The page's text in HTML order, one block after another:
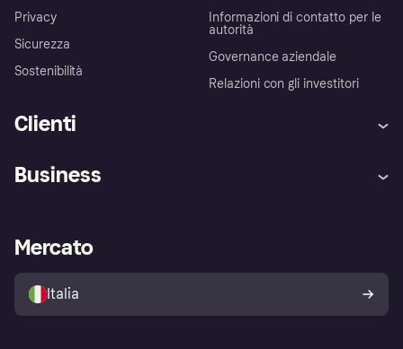
Privacy
Sicurezza
Sostenibilità
Informazioni di contatto per le
autorità
Governance aziendale
Relazioni con gli investitori
Clienti
Assistenza
Esplora i negozi
Politica di protezione
dell'acquirente Klarna
Business
Accesso aziende
Mercato
Italia